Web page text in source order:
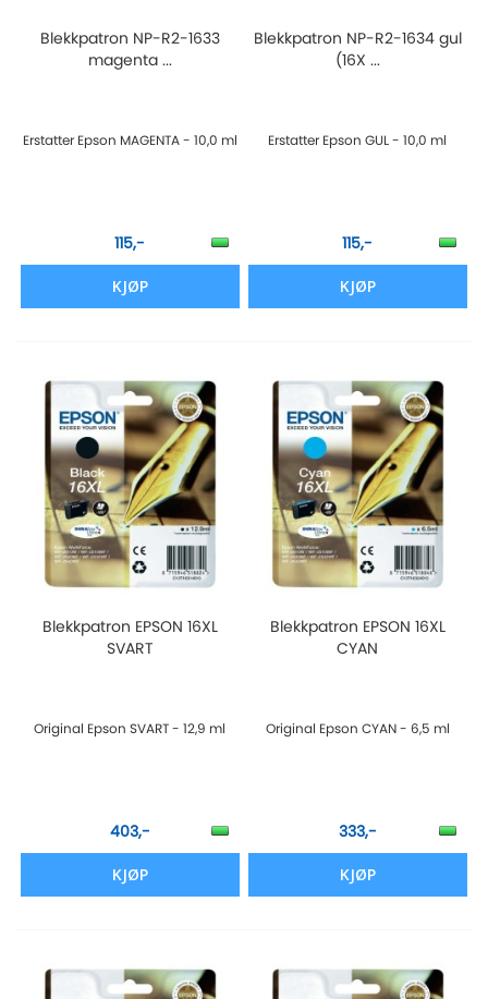
Blekkpatron NP-R2-1633
magenta ...
Erstatter Epson MAGENTA - 10,0 ml
115,-
KJØP
Blekkpatron NP-R2-1634 gul
(16X ...
Erstatter Epson GUL - 10,0 ml
115,-
KJØP
Blekkpatron EPSON 16XL
SVART
Original Epson SVART - 12,9 ml
403,-
KJØP
Blekkpatron EPSON 16XL
CYAN
Original Epson CYAN - 6,5 ml
333,-
KJØP